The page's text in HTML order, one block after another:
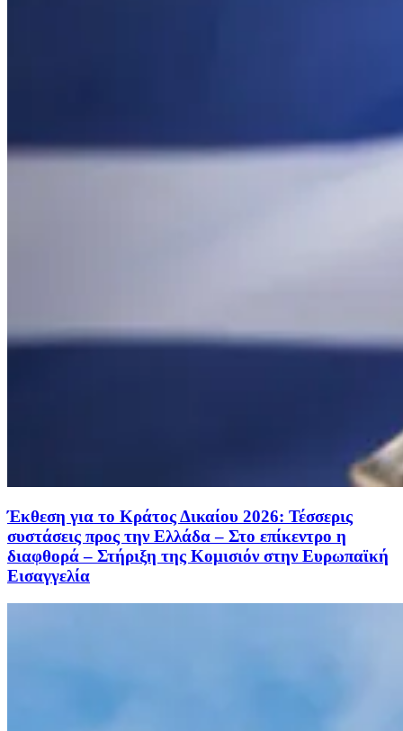
Έκθεση για το Κράτος Δικαίου 2026: Τέσσερις
συστάσεις προς την Ελλάδα – Στο επίκεντρο η
διαφθορά – Στήριξη της Κομισιόν στην Ευρωπαϊκή
Εισαγγελία